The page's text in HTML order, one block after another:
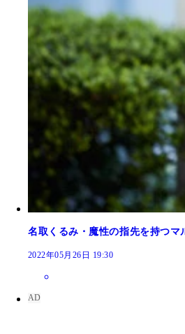
名取くるみ・魔性の指先を持つマ
2022年05月26日 19:30